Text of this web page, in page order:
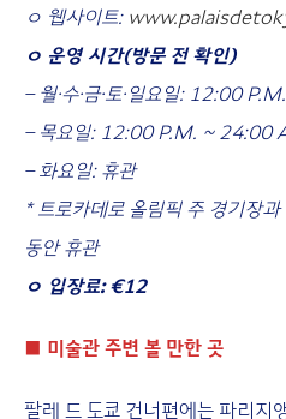
ㅇ 웹사이트:
ㅇ 운영 시간(방문 전 확인)
– 월·수·금·토·일요일: 12:00
– 목요일: 12:00 P.M. ~ 24:00
– 화요일: 휴관
* 트로카데로 올림픽 주 경기장
동안 휴관
ㅇ 입장료: €12
■ 미술관 주변 볼 만한 곳
팔레 드 도쿄 건너편에는 파리지